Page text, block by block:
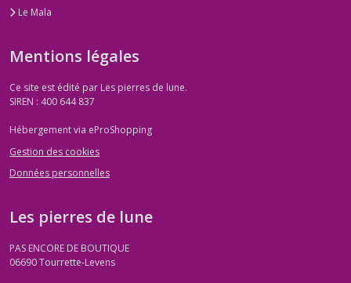
Le Mala
Mentions légales
Ce site est édité par Les pierres de lune.
SIREN : 400 644 837
Hébergement via eProShopping
Gestion des cookies
Données personnelles
Les pierres de lune
PAS ENCORE DE BOUTIQUE
06690Tourrette-Levens